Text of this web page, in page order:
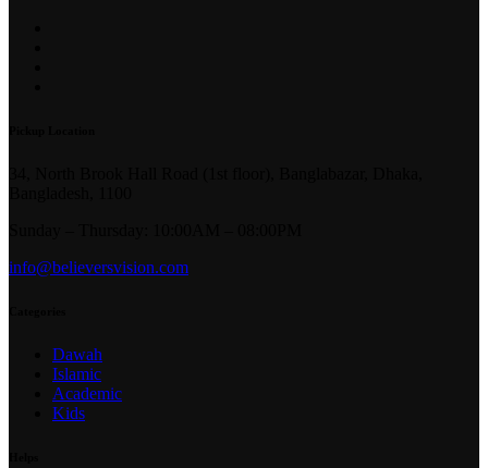
info@believersvision.com
Dawah
Islamic
Academic
Kids